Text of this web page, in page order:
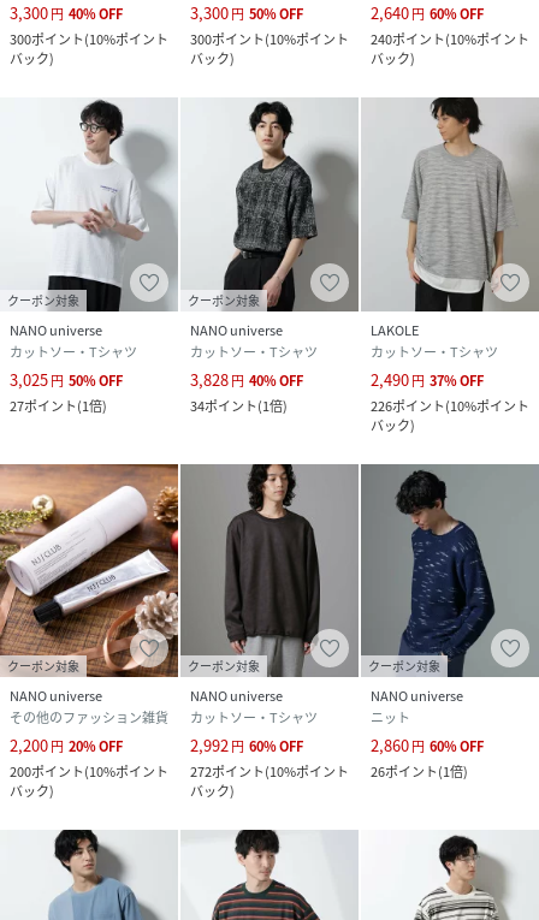
3,300円 40%OFF
300ポイント(10%ポイント
バック)
3,300円 50%OFF
300ポイント(10%ポイント
バック)
2,640円 60%OFF
240ポイント(10%ポイント
バック)
クーポン対象
NANO universe
カットソー・Tシャツ
3,025円 50%OFF
27ポイント(1倍)
クーポン対象
NANO universe
カットソー・Tシャツ
3,828円 40%OFF
34ポイント(1倍)
LAKOLE
カットソー・Tシャツ
2,490円 37%OFF
226ポイント(10%ポイント
バック)
クーポン対象
NANO universe
その他のファッション雑貨
2,200円 20%OFF
200ポイント(10%ポイント
バック)
クーポン対象
NANO universe
カットソー・Tシャツ
2,992円 60%OFF
272ポイント(10%ポイント
バック)
クーポン対象
NANO universe
ニット
2,860円 60%OFF
26ポイント(1倍)